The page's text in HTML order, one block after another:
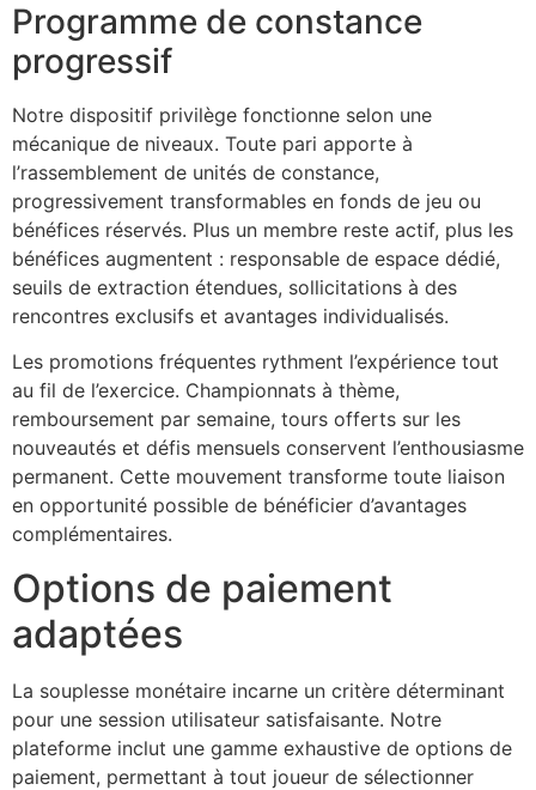
Programme de constance
progressif
Notre dispositif privilège fonctionne selon une
mécanique de niveaux. Toute pari apporte à
l’rassemblement de unités de constance,
progressivement transformables en fonds de jeu ou
bénéfices réservés. Plus un membre reste actif, plus les
bénéfices augmentent : responsable de espace dédié,
seuils de extraction étendues, sollicitations à des
rencontres exclusifs et avantages individualisés.
Les promotions fréquentes rythment l’expérience tout
au fil de l’exercice. Championnats à thème,
remboursement par semaine, tours offerts sur les
nouveautés et défis mensuels conservent l’enthousiasme
permanent. Cette mouvement transforme toute liaison
en opportunité possible de bénéficier d’avantages
complémentaires.
Options de paiement
adaptées
La souplesse monétaire incarne un critère déterminant
pour une session utilisateur satisfaisante. Notre
plateforme inclut une gamme exhaustive de options de
paiement, permettant à tout joueur de sélectionner